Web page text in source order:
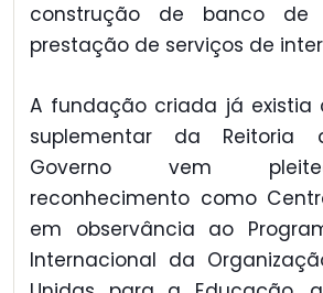
construção de banco
prestação de serviços de
A fundação criada já existia
suplementar da Reitoria
Governo vem
reconhecimento como
em observância ao
Internacional da